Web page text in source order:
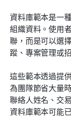
資料庫範本是一
組織資料。使用
聯，而是可以選
蹤、專案管理或
這些範本透過提
為團隊節省大量
聯絡人姓名、交
資料庫範本可能